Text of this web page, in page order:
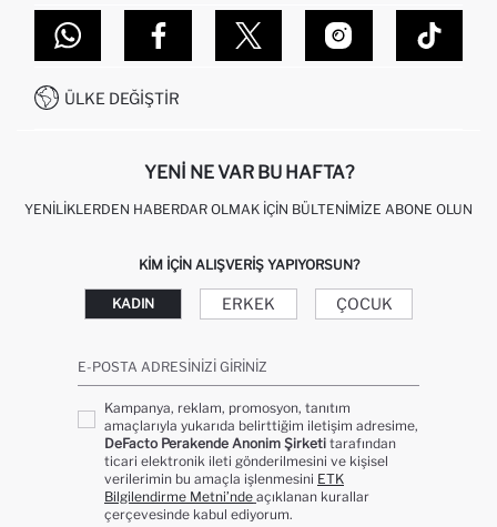
DEFACTO TEKNOLOJI
SITEMAP
NASIL İADE EDERIM?
GIFT CLUB SIKÇA SORULAN SORULAR
İŞLEM REHBERI
KAMPANYALAR
MAĞAZALARIMIZ
İLETIŞIM FORMU
0850 333 22 86
ÜLKE DEĞIŞTIR
YENI NE VAR BU HAFTA?
YENILIKLERDEN HABERDAR OLMAK İÇIN BÜLTENIMIZE ABONE OLUN
KIM IÇIN ALIŞVERIŞ YAPIYORSUN?
KADIN ERKEK ÇOCUK
E-POSTA ADRESINIZI GIRINIZ
Kampanya, reklam, promosyon, tanıtım
amaçlarıyla yukarıda belirttiğim iletişim adresime,
DeFacto Perakende Anonim Şirketi tarafından
ticari elektronik ileti gönderilmesini ve kişisel
verilerimin bu amaçla işlenmesini ETK
Bilgilendirme Metni’nde açıklanan kurallar
çerçevesinde kabul ediyorum.